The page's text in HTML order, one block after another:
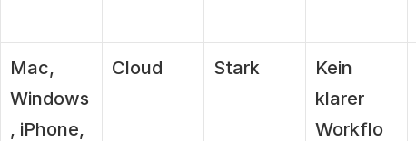
Mac,
Windows
, iPhone,
Cloud Stark
Kein
klarer
Workflo